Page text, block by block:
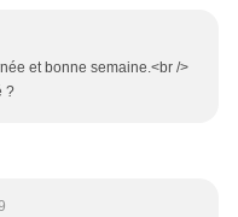
et bonne semaine.<br />
?